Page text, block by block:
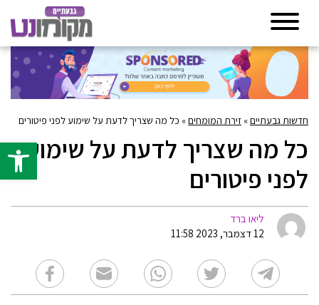
פתח
חדשות גבעתיים» זירת המומחים» כל מה שצריך לדעת על שימוע לפני פיטורים
כל מה שצריך לדעת על שימוע
לפני פיטורים
ליאו ברד
12 דצמבר, 2023 11:58